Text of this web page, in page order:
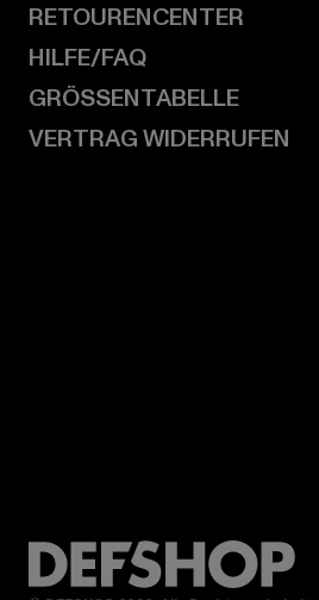
RETOURENCENTER
HILFE/FAQ
GRÖSSENTABELLE
VERTRAG WIDERRUFEN